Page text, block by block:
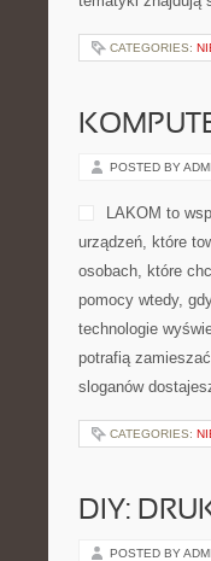
CATEGORIES:
POSTED BY
LAKOM to
urządzeń, które
osobach, które
pomocy wtedy,
technologie
potrafią
sloganów
CATEGORIES:
DIY:
POSTED BY